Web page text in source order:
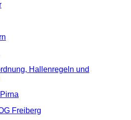
Hallenregeln und
Freiberg